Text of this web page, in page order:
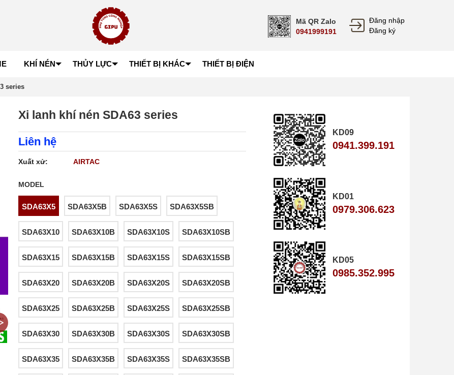
Mã QR Zalo
0941999191
Đăng nhập
Đăng ký
KHÍ NÉN THỦY LỰC THIẾT BỊ KHÁC THIẾT BỊ ĐIỆN
series
Xi lanh khí nén SDA63 series
Liên hệ
Xuất xử: AIRTAC
MODEL
SDA63X5 SDA63X5B SDA63X5S SDA63X5SB
SDA63X10 SDA63X10B SDA63X10S SDA63X10SB
SDA63X15 SDA63X15B SDA63X15S SDA63X15SB
SDA63X20 SDA63X20B SDA63X20S SDA63X20SB
SDA63X25 SDA63X25B SDA63X25S SDA63X25SB
SDA63X30 SDA63X30B SDA63X30S SDA63X30SB
SDA63X35 SDA63X35B SDA63X35S SDA63X35SB
KD09
0941.399.191
KD01
0979.306.623
KD05
0985.352.995